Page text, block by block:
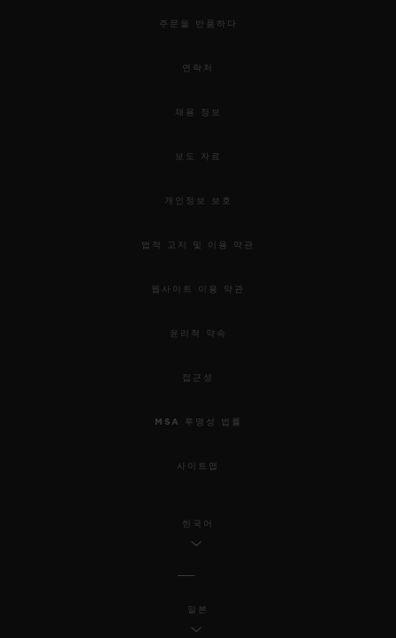
주문을 반품하다
연락처
채용 정보
보도 자료
개인정보 보호
법적 고지 및 이용 약관
웹사이트 이용 약관
윤리적 약속
접근성
MSA 투명성 법률
사이트맵
한국어
일본